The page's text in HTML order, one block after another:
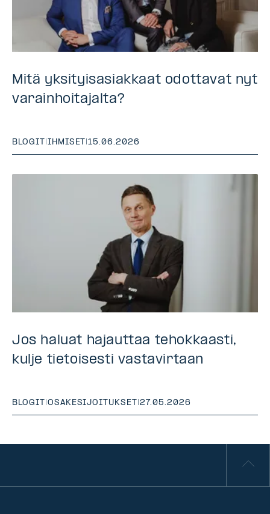
Mitä yksityisasiakkaat odottavat nyt
varainhoitajalta?
BLOGIT |IHMISET |15.06.2026
Jos haluat hajauttaa tehokkaasti,
kulje tietoisesti vastavirtaan
BLOGIT OSAKESIJOITUKSET |27.05.2026